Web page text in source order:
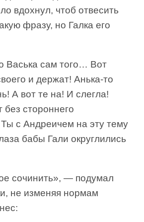
вдохнул, чтоб отвесить
фразу, но Галка его
Васька сам того… Вот
и держат! Анька-то
А вот те на! И слегла!
стороннего
с Андреичем на эту тему
бабы Гали округлились
сочинить», — подумал
не изменяя нормам